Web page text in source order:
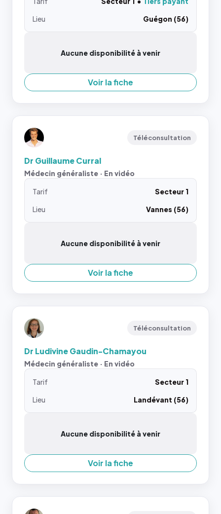
Lieu
Guégon (56)
Aucune disponibilité à venir
Voir la fiche
Téléconsultation
Dr Guillaume Curral
Médecin généraliste · En vidéo
Tarif
Secteur 1
Lieu
Vannes (56)
Aucune disponibilité à venir
Voir la fiche
Téléconsultation
Dr Ludivine Gaudin-Chamayou
Médecin généraliste · En vidéo
Tarif
Secteur 1
Lieu
Landévant (56)
Aucune disponibilité à venir
Voir la fiche